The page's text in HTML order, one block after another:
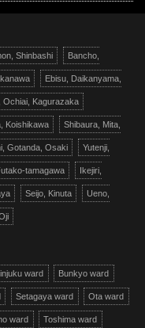
Shinbashi Bancho,
Ebisu, Daikanyama,
Ochiai, Kagurazaka
Koishikawa Shibaura, Mita,
Gotanda, Osaki Yutenji,
tamagawa Ikejiri,
Seijo, Kinuta Ueno,
ward Bunkyo ward
Setagaya ward Ota ward
ward Toshima ward